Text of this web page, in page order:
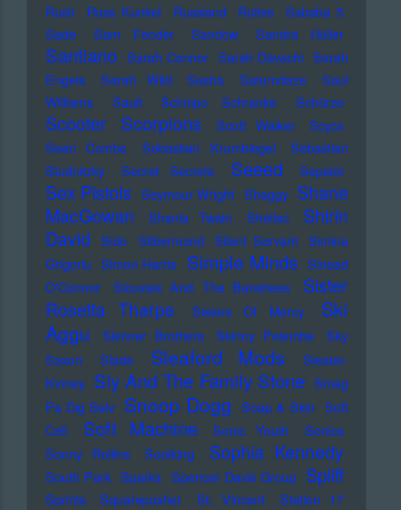
Rush
Russ Kunkel Russland Rutles
Sababa 5
Sade
Sam Fender Sandow Sandra Hüller
Santiano Sarah Connor Sarah Davachi Sarah
Engels
Sarah Wild Sasha Saturndaze
Saul
Williams
Sault Schnipo Schranke Schürze
Scooter Scorpions Scott Walker
Scycs
Sean Combs
Sebastian Krumbiegel
Sebastian
Studnitzky
Secret Secrets Seeed Sepalot
Sex Pistols Seymour Wright Shaggy Shane
MacGowan
Shania Twain Shellac
Shirin
David
Sido Silbermond Silent Servant Simina
Grigoriu Simon Harris Simple Minds Sinead
O'Connor
Siouxsie And The Banshees
Sister
Rosetta Tharpe
Sisters Of Mercy
Ski
Aggu
Skinner Brothers Skinny Pelembe
Sky
Saxon
Slade Sleaford Mods
Sleater-
Kinney Sly And The Family Stone Smag
Pa Dig Selv Snoop Dogg Soap & Skin Soft
Cell
Soft Machine Sonic Youth
Sonics
Sonny Rollins
Soolking Sophia Kennedy
South Park Sparks Spencer Davis Group Spliff
Sprints Squarepusher St. Vincent
Station 17